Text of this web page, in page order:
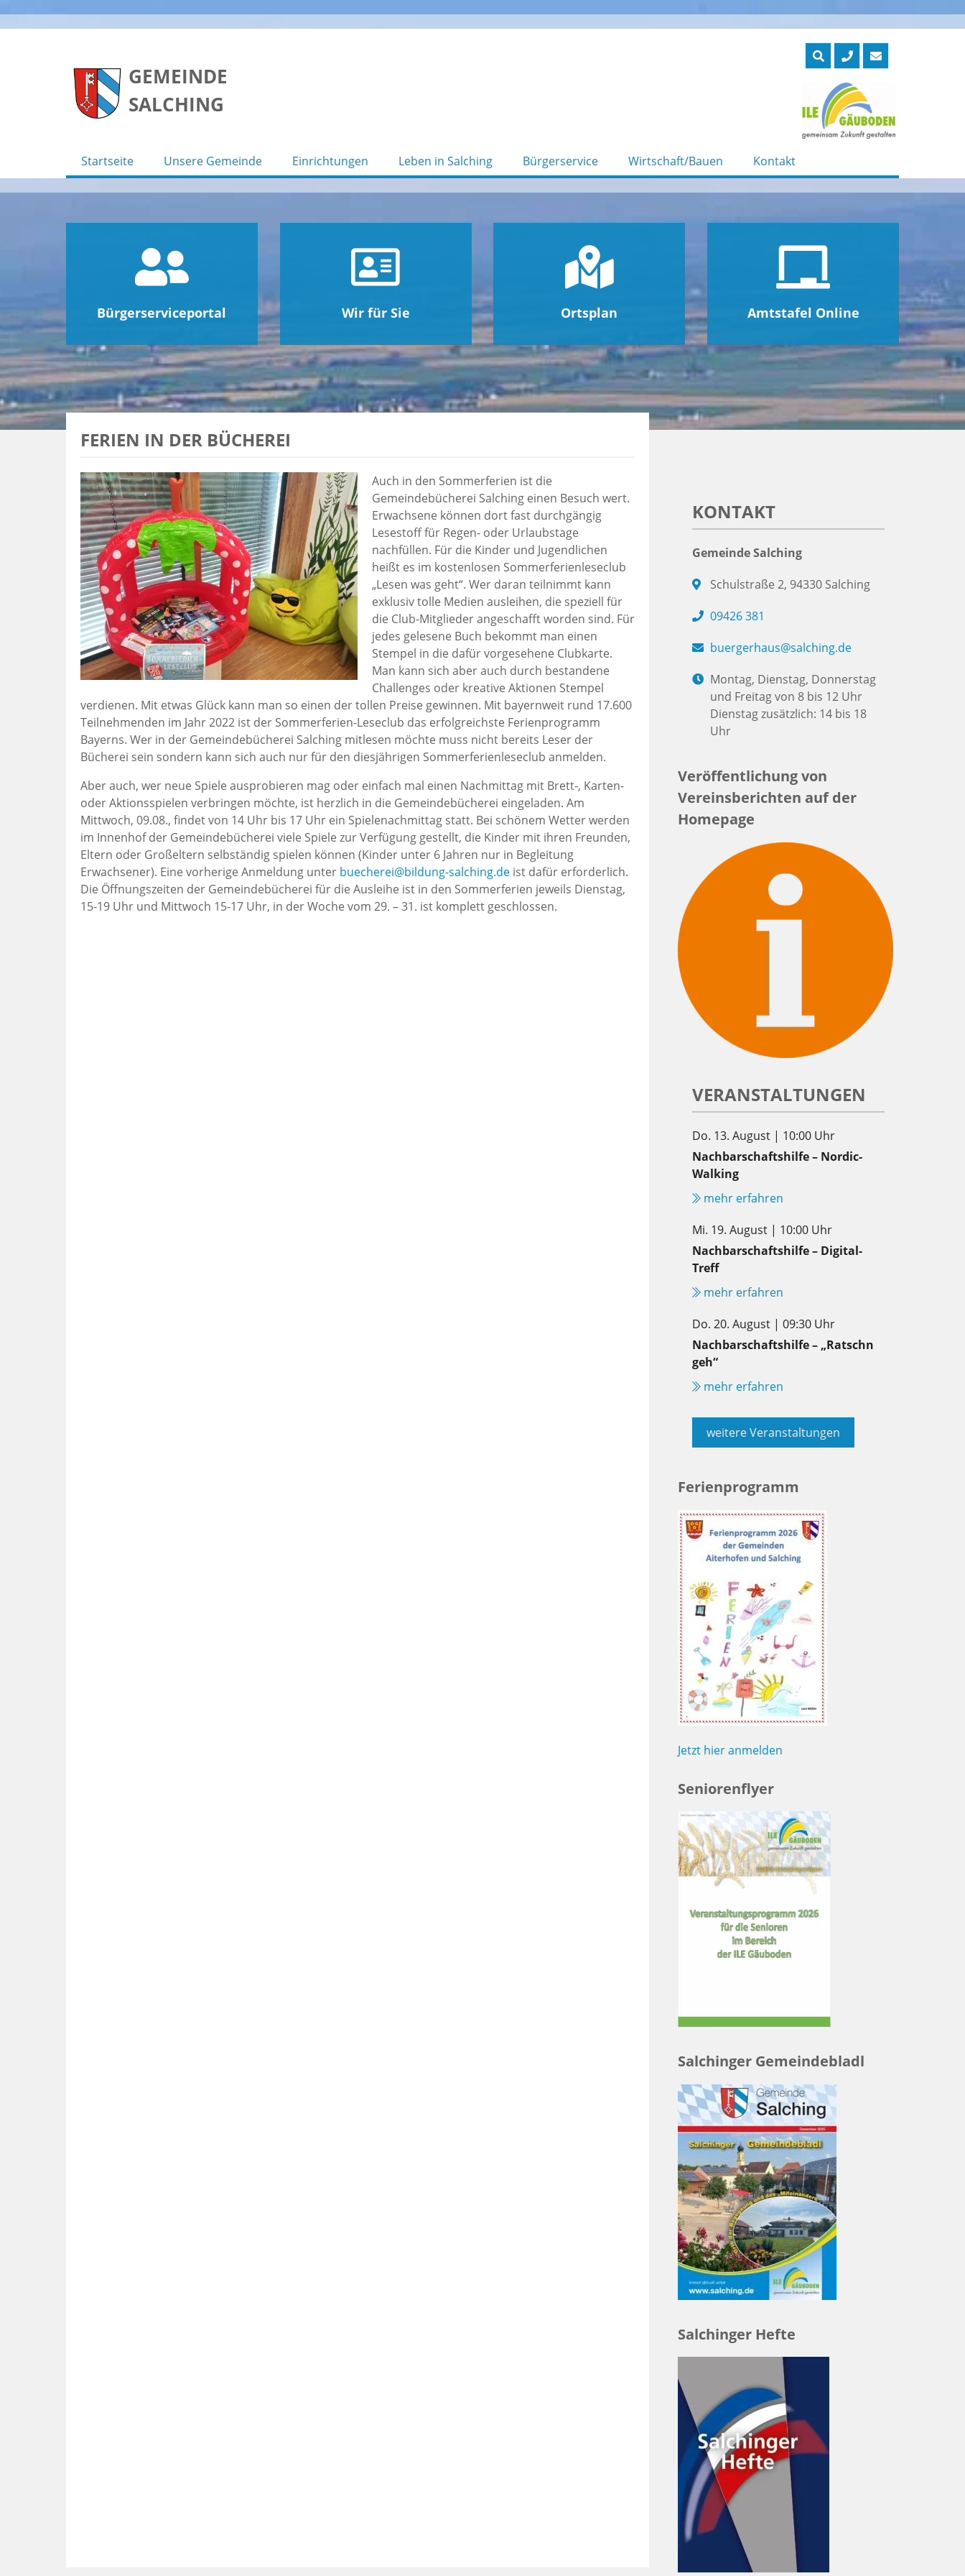
GEMEINDE
SALCHING
Startseite Unsere Gemeinde Einrichtungen Leben in Salching Bürgerservice Wirtschaft/Bauen Kontakt
Bürgerserviceportal Wir für Sie Ortsplan Amtstafel Online
FERIEN IN DER BÜCHEREI
Auch in den Sommerferien ist die
Gemeindebücherei Salching einen Besuch wert.
Erwachsene können dort fast durchgängig
Lesestoff für Regen- oder Urlaubstage
nachfüllen. Für die Kinder und Jugendlichen
heißt es im kostenlosen Sommerferienleseclub
„Lesen was geht“. Wer daran teilnimmt kann
exklusiv tolle Medien ausleihen, die speziell für
die Club-Mitglieder angeschafft worden sind. Für
jedes gelesene Buch bekommt man einen
Stempel in die dafür vorgesehene Clubkarte.
Man kann sich aber auch durch bestandene
Challenges oder kreative Aktionen Stempel
verdienen. Mit etwas Glück kann man so einen der tollen Preise gewinnen. Mit bayernweit rund 17.600
Teilnehmenden im Jahr 2022 ist der Sommerferien-Leseclub das erfolgreichste Ferienprogramm
Bayerns. Wer in der Gemeindebücherei Salching mitlesen möchte muss nicht bereits Leser der
Bücherei sein sondern kann sich auch nur für den diesjährigen Sommerferienleseclub anmelden.
Aber auch, wer neue Spiele ausprobieren mag oder einfach mal einen Nachmittag mit Brett-, Karten-
oder Aktionsspielen verbringen möchte, ist herzlich in die Gemeindebücherei eingeladen. Am
Mittwoch, 09.08., findet von 14 Uhr bis 17 Uhr ein Spielenachmittag statt. Bei schönem Wetter werden
im Innenhof der Gemeindebücherei viele Spiele zur Verfügung gestellt, die Kinder mit ihren Freunden,
Eltern oder Großeltern selbständig spielen können (Kinder unter 6 Jahren nur in Begleitung
Erwachsener). Eine vorherige Anmeldung unter buecherei@bildung-salching.de ist dafür erforderlich.
Die Öffnungszeiten der Gemeindebücherei für die Ausleihe ist in den Sommerferien jeweils Dienstag,
15-19 Uhr und Mittwoch 15-17 Uhr, in der Woche vom 29. – 31. ist komplett geschlossen.
KONTAKT
Gemeinde Salching
Schulstraße 2, 94330 Salching
09426 381
buergerhaus@salching.de
Montag, Dienstag, Donnerstag
und Freitag von 8 bis 12 Uhr
Dienstag zusätzlich: 14 bis 18
Uhr
Veröffentlichung von
Vereinsberichten auf der
Homepage
VERANSTALTUNGEN
Do. 13. August | 10:00 Uhr
Nachbarschaftshilfe – Nordic-
Walking
mehr erfahren
Mi. 19. August | 10:00 Uhr
Nachbarschaftshilfe – Digital-
Treff
mehr erfahren
Do. 20. August | 09:30 Uhr
Nachbarschaftshilfe – „Ratschn
geh“
mehr erfahren
weitere Veranstaltungen
Ferienprogramm
Jetzt hier anmelden
Seniorenflyer
Salchinger Gemeindebladl
Salchinger Hefte